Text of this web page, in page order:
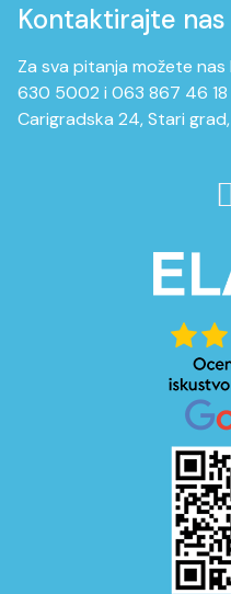
Kontaktirajte nas
Za sva pitanja možete
630 5002 i 063 867 46
Carigradska 24, Stari